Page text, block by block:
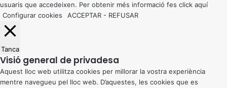
usuaris que accedeixen. Per obtenir més informació fes click aquí
Configurar cookies
ACCEPTAR - REFUSAR
Tanca
Visió general de privadesa
Aquest lloc web utilitza cookies per millorar la vostra experiència
mentre navegueu pel lloc web. D’aquestes, les cookies que es